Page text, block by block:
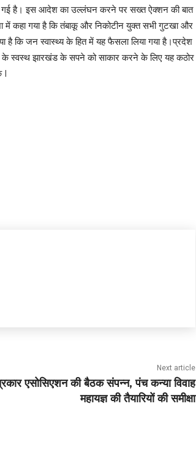
गई है। इस आदेश का उल्लंघन करने पर सख्त ऐक्शन की बात
में कहा गया है कि तंबाकू और निकोटीन युक्त सभी गुटखा और
है कि जन स्वास्थ्य के हित में यह फैसला लिया गया है।प्रदेश
के स्वस्थ झारखंड के सपने को साकार करने के लिए यह कठोर
l
Next article
एसोसिएशन की बैठक संपन्न, पंच कन्या विवाह
महायज्ञ की तैयारियों की समीक्षा